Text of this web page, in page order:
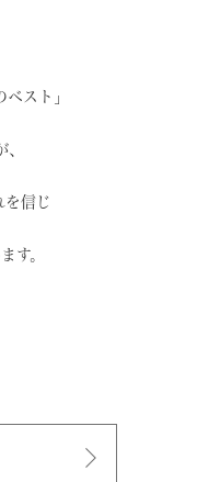
スト」
を信じ
す。